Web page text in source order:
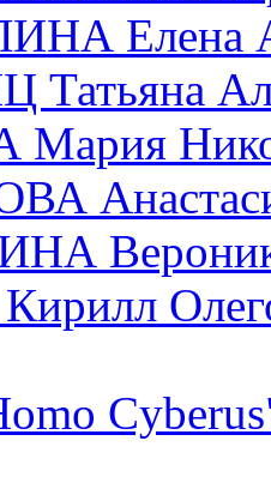
Елена